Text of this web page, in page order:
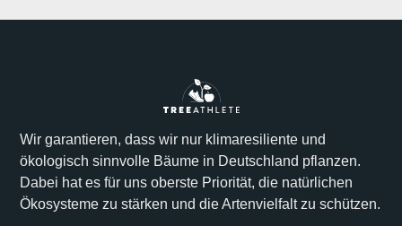
Wir garantieren, dass wir nur klimaresiliente und
ökologisch sinnvolle Bäume in Deutschland pflanzen.
Dabei hat es für uns oberste Priorität, die natürlichen
Ökosysteme zu stärken und die Artenvielfalt zu schützen.